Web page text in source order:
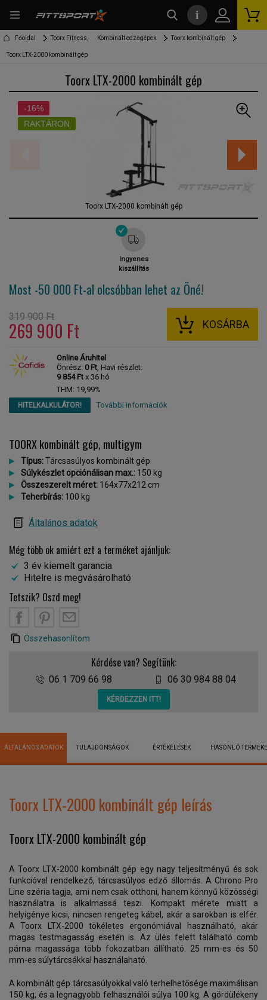
Főoldal Toorx Fitness, Kombinált edzőgépek Toorx kombinált gép
Toorx LTX-2000 kombinált gép
Toorx LTX-2000 kombinált gép
-16%
RAKTÁRON
Toorx LTX-2000 kombinált gép
Ingyenes
kiszállítás
Most -50 000 Ft-al olcsóbban lehet az Öné!
319 900 Ft
269 900 Ft KOSÁRBA
Online Áruhitel
Önrész: 0 Ft, Havi részlet:
9 854 Ft x 36 hó
THM: 19,99%
HITELKALKULÁTOR! További információk
TOORX kombinált gép, multigym
Típus:Tárcsasúlyos kombinált gép
Súlykészlet opciónálisan max.: 150 kg
Összeszerelt méret: 164x77x212 cm
Teherbírás: 100 kg
Általános adatok
Még több ok amiért ezt a terméket ajánljuk:
3 év kiemelt garancia
Hitelre is megvásárolható
Tetszik? Oszd meg!
Összehasonlítom
Kérdése van? Segítünk:
06 1 709 66 98 06 30 984 88 04
KÉRDEZZEN ITT!
ÁLTALÁNOS ADATOK TULAJDONSÁGOK ÉRTÉKELÉSEK HASONLÓ
Toorx LTX-2000 kombinált gép leírás
Toorx LTX-2000 kombinált gép
A Toorx LTX-2000 kombinált gép egy nagy teljesítményű és sok
funkcióval rendelkező, tárcsasúlyos edző állomás. A Chrono Pro
Line széria tagja, ami nem csak otthoni, hanem könnyű közösségi
használatra is alkalmassá teszi. Kompakt mérete miatt a
helyigénye kicsi, nincsen rengeteg kábel, akár a sarokban is elfér.
A Toorx LTX-2000 tökéletes ergonómiával használható, akár
magas testmagasság esetén is. Az ülés felett található comb
párna magassága több fokozatban állítható. 25 mm-es és 50
mm-es súlytárcsákkal használaható.
A kombinált gép tárcsasúlyokkal való terhelhetősége maximálisan
150 kg, és a legnagyobb felhasználói súlya 100 kg. A gördülékeny
i
kereső